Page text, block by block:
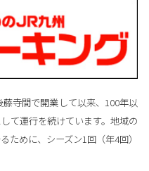
寺間で開業して以来、100年以
て運行を続けています。地域の
ために、シーズン1回（年4回）